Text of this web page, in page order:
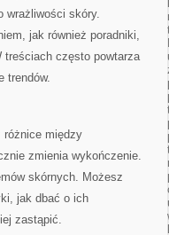
wrażliwości skóry.
jak również poradniki,
treściach często powtarza
trendów.
różnice między
zmienia wykończenie.
skórnych. Możesz
jak dbać o ich
zastąpić.